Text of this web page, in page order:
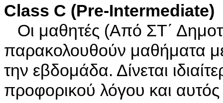
Class C (Pre-Intermediate)
Οι μαθητές (Από ΣΤ΄
παρακολουθούν μαθήματα
την εβδομάδα. Δίνεται
προφορικού λόγου και